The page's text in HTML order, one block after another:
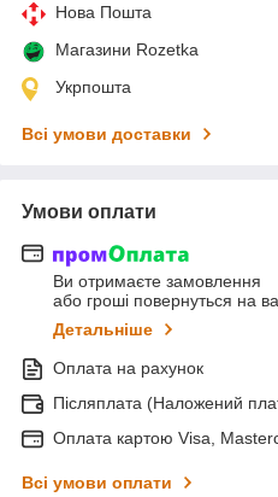
Нова Пошта
Магазини Rozetka
Укрпошта
Всі умови доставки
Умови оплати
Ви отримаєте замовлення
або гроші повернуться на
Детальніше
Оплата на рахунок
Післяплата (Наложений
Оплата картою Visa,
Всі умови оплати